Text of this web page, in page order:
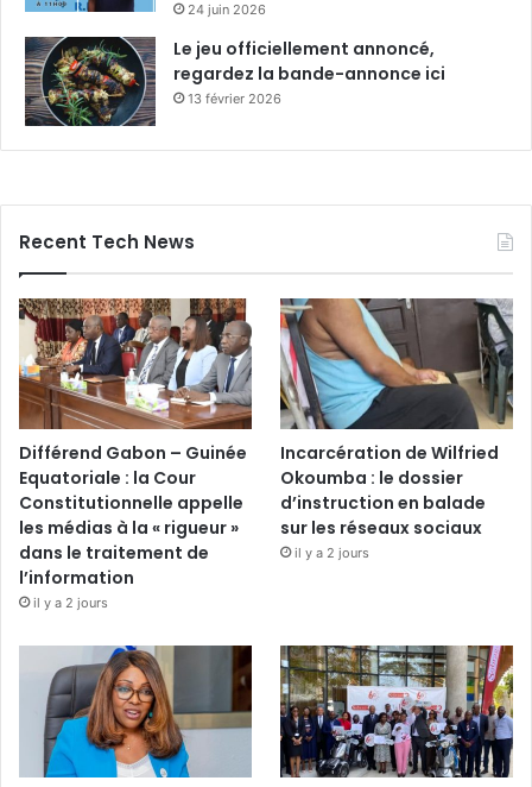
e
m
u
i
d
e
L
é
d
-
P
a
u
l
B
a
t
o
o
24 juin 2026
Le jeu officiellement annoncé,
regardez la bande-annonce ici
13 février 2026
Recent Tech News
Différend Gabon – Guinée
Equatoriale : la Cour
Constitutionnelle appelle
les médias à la « rigueur »
dans le traitement de
l’information
il y a 2 jours
Incarcération de Wilfried
Okoumba : le dossier
d’instruction en balade
sur les réseaux sociaux
il y a 2 jours